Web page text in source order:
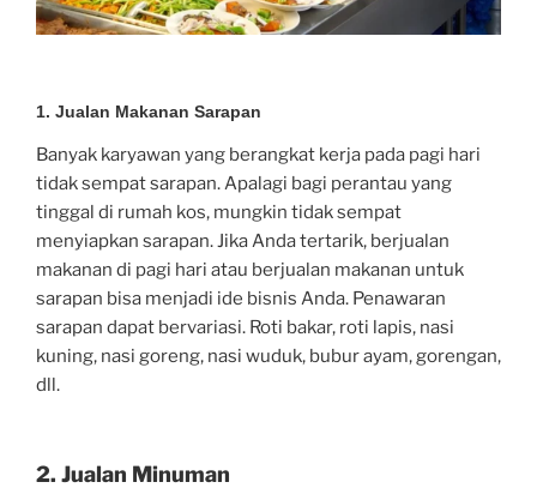
1. Jualan Makanan Sarapan
Banyak karyawan yang berangkat kerja pada pagi hari
tidak sempat sarapan. Apalagi bagi perantau yang
tinggal di rumah kos, mungkin tidak sempat
menyiapkan sarapan. Jika Anda tertarik, berjualan
makanan di pagi hari atau berjualan makanan untuk
sarapan bisa menjadi ide bisnis Anda. Penawaran
sarapan dapat bervariasi. Roti bakar, roti lapis, nasi
kuning, nasi goreng, nasi wuduk, bubur ayam, gorengan,
dll.
2. Jualan Minuman